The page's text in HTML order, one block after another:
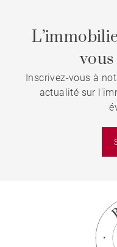
vous
Inscrivez-vous à
actualité sur